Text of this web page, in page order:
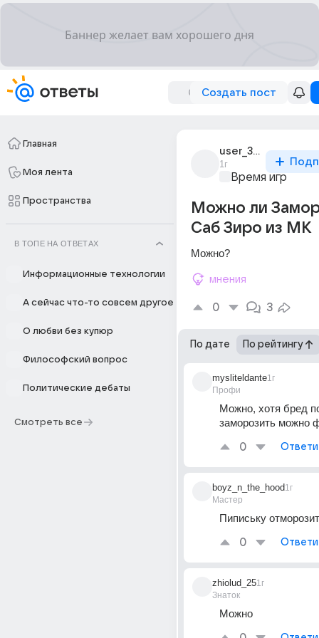
Создать пост
Главная
Моя лента
Пространства
В ТОПЕ НА ОТВЕТАХ
Информационные технологии
А сейчас что-то совсем другое
О любви без купюр
Философский вопрос
Политические дебаты
Смотреть все
user_308582161
1г
Время игр
Можно ли
Саб Зиро из MK
Можно?
мнения
0 3
По дате По рейтингу
mysliteldante
Профи
1г
Можно, хотя бред
заморозить можно
0
boyz_n_the_hood
Мастер
1г
Пипиську
0
zhiolud_25
Знаток
1г
Можно